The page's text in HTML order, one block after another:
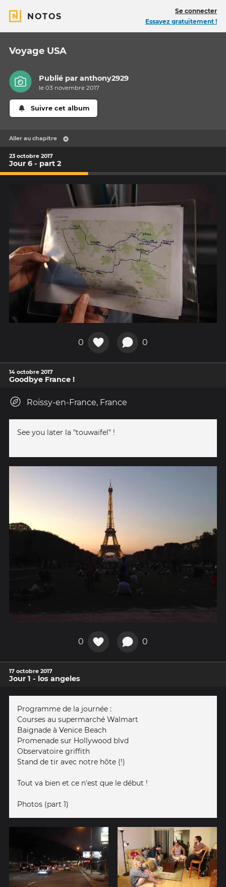
NOTOS
Se connecter
Essayez gratuitement !
Voyage USA
Publié paranthony2929
le 03 novembre 2017
Suivre cet album
Aller au chapitre
23 octobre 2017
Jour 6 - part 2
0 0
14 octobre 2017
Goodbye France !
Roissy-en-France, France
See you later la "touwaifel" !
0 0
17 octobre 2017
Jour 1 - los angeles
Programme de la journée :
Courses au supermarché Walmart
Baignade à Venice Beach
Promenade sur Hollywood blvd
Observatoire griffith
Stand de tir avec notre hôte (!)
Tout va bien et ce n'est que le début !
Photos (part 1)